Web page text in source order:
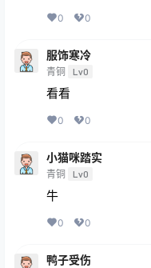
0 0
服饰寒冷
青铜 Lv0
看看
0 0
小猫咪踏实
青铜 Lv0
牛
0 0
鸭子受伤